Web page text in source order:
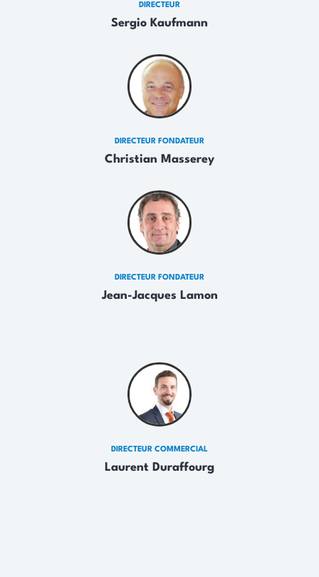
DIRECTEUR
Sergio Kaufmann
DIRECTEUR FONDATEUR
Christian Masserey
DIRECTEUR FONDATEUR
Jean-Jacques Lamon
DIRECTEUR COMMERCIAL
Laurent Duraffourg